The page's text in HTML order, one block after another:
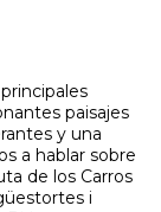
paisajes
y una
a hablar sobre
de los Carros
i